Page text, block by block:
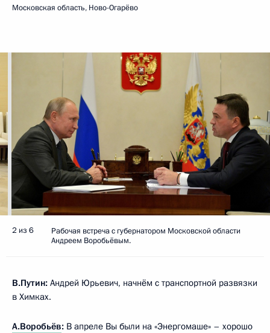
Московская область, Ново-Огарёво
2 из 6
Рабочая встреча с губернатором Московской области
Андреем Воробьёвым.
В.Путин: Андрей Юрьевич, начнём с транспортной развязки
в Химках.
А.Воробьёв: В апреле Вы были на «Энергомаше» – хорошо